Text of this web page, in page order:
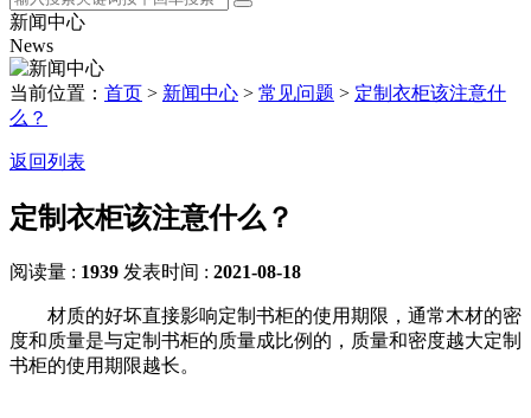
新闻中心
News
当前位置： 首页 > 新闻中心 > 常见问题 > 定制衣柜该注意什
么？
返回列表
定制衣柜该注意什么？
阅读量 : 1939 发表时间 : 2021-08-18
材质的好坏直接影响定制书柜的使用期限，通常木材的密
度和质量是与定制书柜的质量成比例的，质量和密度越大定制
书柜的使用期限越长。